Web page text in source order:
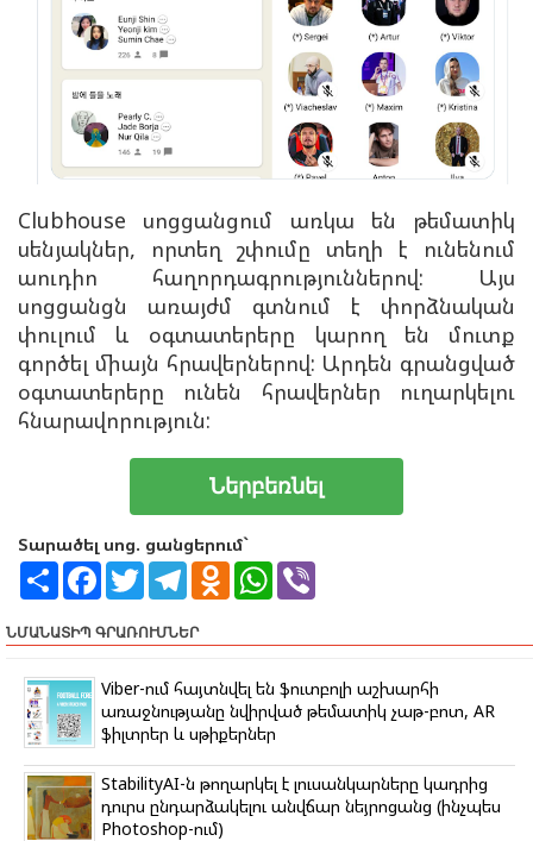
Clubhouse սոցցանցում առկա են թեմատիկ
սենյակներ, որտեղ շփումը տեղի է ունենում
աուդիո հաղորդագրություններով: Այս
սոցցանցն առայժմ գտնում է փորձնական
փուլում և օգտատերերը կարող են մուտք
գործել միայն հրավերներով: Արդեն գրանցված
օգտատերերը ունեն հրավերներ ուղարկելու
հնարավորություն:
Ներբեռնել
Տարածել սոց. ցանցերում`
S
r
e
F
e
b
o
T
w
t
t
r
T
e
g
a
m
O
k
a
s
s
n
i
k
i
W
s
p
p
r
ՆՄԱՆԱՏԻՊ ԳՐԱՌՈՒՄՆԵՐ
Viber-ում հայտնվել են ֆուտբոլի աշխարհի
առաջնությանը նվիրված թեմատիկ չաթ-բոտ, AR
ֆիլտրեր և սթիքերներ
StabilityAI-ն թողարկել է լուսանկարները կադրից
դուրս ընդարձակելու անվճար նեյրոցանց (ինչպես
Photoshop-ում)